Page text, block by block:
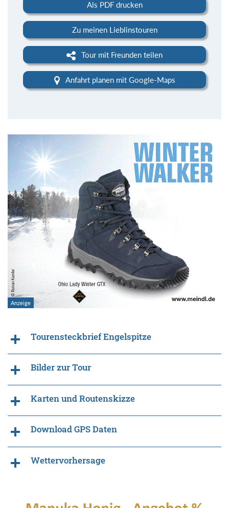
Als PDF drucken
Zu meinen Lieblinstouren
Tour mit Freunden teilen
Anfahrt planen mit Google-Maps
Tourensteckbrief Engelspitze
Bilder zur Tour
Karten und Routenskizze
Download GPS Daten
Wettervorhersage